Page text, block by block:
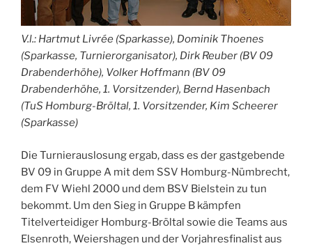
V.l.: Hartmut Livrée (Sparkasse), Dominik Thoenes
(Sparkasse, Turnierorganisator), Dirk Reuber (BV 09
Drabenderhöhe), Volker Hoffmann (BV 09
Drabenderhöhe, 1. Vorsitzender), Bernd Hasenbach
(TuS Homburg-Bröltal, 1. Vorsitzender, Kim Scheerer
(Sparkasse)
Die Turnierauslosung ergab, dass es der gastgebende
BV 09 in Gruppe A mit dem SSV Homburg-Nümbrecht,
dem FV Wiehl 2000 und dem BSV Bielstein zu tun
bekommt. Um den Sieg in Gruppe B kämpfen
Titelverteidiger Homburg-Bröltal sowie die Teams aus
Elsenroth, Weiershagen und der Vorjahresfinalist aus